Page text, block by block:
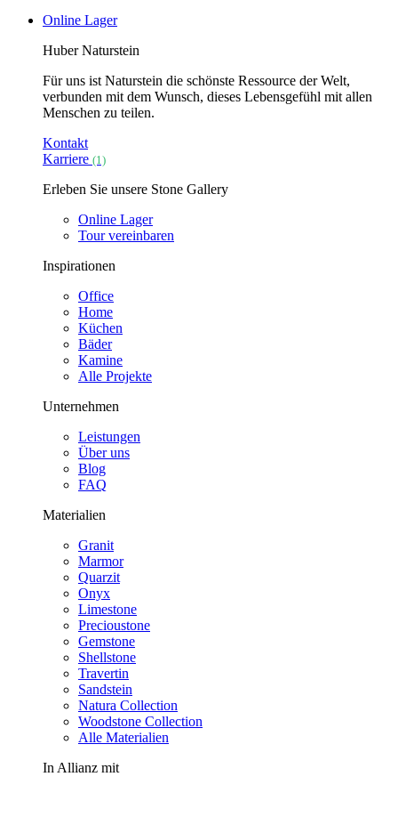
Online Lager
Huber Naturstein
Für uns ist Naturstein die schönste Ressource der Welt,
verbunden mit dem Wunsch, dieses Lebensgefühl mit allen
Menschen zu teilen.
Kontakt
Karriere (1)
Erleben Sie unsere Stone Gallery
Online Lager
Tour vereinbaren
Inspirationen
Office
Home
Küchen
Bäder
Kamine
Alle Projekte
Unternehmen
Leistungen
Über uns
Blog
FAQ
Materialien
Granit
Marmor
Quarzit
Onyx
Limestone
Precioustone
Gemstone
Shellstone
Travertin
Sandstein
Natura Collection
Woodstone Collection
Alle Materialien
In Allianz mit